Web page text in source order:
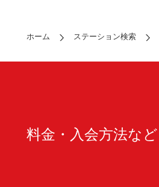
ホーム ステーション検索
料金・入会方法など